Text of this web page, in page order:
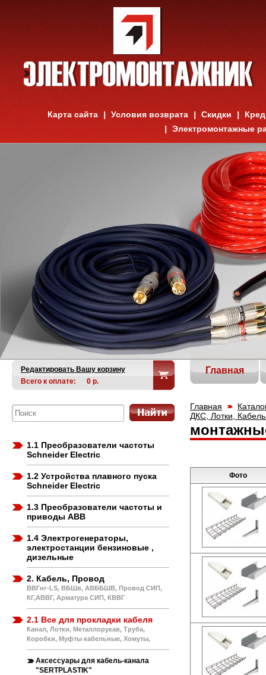
Карта сайта Условия возврата Скидки
Электромонтажные
Редактировать Вашу корзину
Всего к оплате:
0 р.
1.1 Преобразователи частоты
Schneider Electric
1.2 Устройства плавного пуска
Schneider Electric
1.3 Преобразователи частоты и
приводы ABB
1.4 Электрогенераторы,
электростанции бензиновые ,
дизельные
2. Кабель, Провод
ВВГнг-LS, ВБШв, АВББШВ, Провод СИП,
КГ,АВВГ, Арматура СИП, КВВГ
2.1 Все для прокладки кабеля
Канал, Лотки, Металлорукав, Труба,
Коробки, Муфты кабельные, Хомуты,
Аксессуары для кабель-канала
"SERTPLASTIK"
Главная
Главная
ДКС, Лотки,
Фото